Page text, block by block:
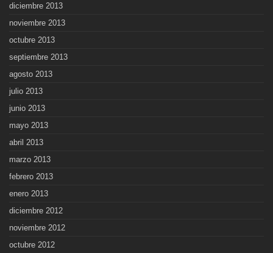
diciembre 2013
noviembre 2013
octubre 2013
septiembre 2013
agosto 2013
julio 2013
junio 2013
mayo 2013
abril 2013
marzo 2013
febrero 2013
enero 2013
diciembre 2012
noviembre 2012
octubre 2012